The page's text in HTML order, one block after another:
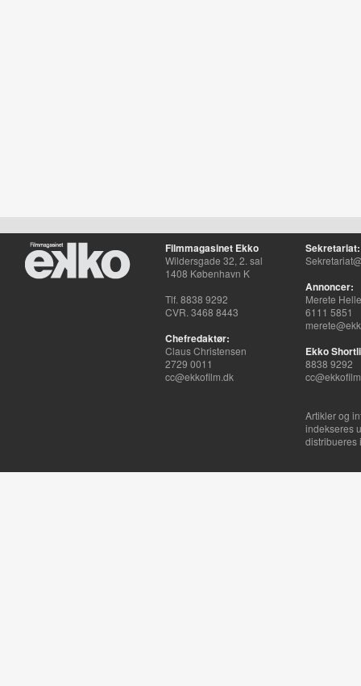
Filmmagasinet Ekko
Wildersgade 32, 2. sal
1408 København K
Tlf. 8838 9292
CVR. 3468 8443
Chefredaktør:
Claus Christensen
2729 0011
cc@ekkofilm.dk
Sekretariat:
Annoncer:
Merete
6111 5851
Ekko
8838 9292
Artikler og
indekseres
distribueres